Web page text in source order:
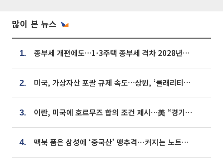
많이 본 뉴스
1. 종부세 개편에도…1·3주택 종부세 격차 2028년부터 확대
2. 미국, 가상자산 포괄 규제 속도…상원, ‘클래리티법’ 9월 절차투표 추진
3. 이란, 미국에 호르무즈 합의 조건 제시…美 “경기 아직 안 끝나” [종합]
4. 맥북 품은 삼성에 ‘중국산’ 맹추격⋯커지는 노트북 OLED 시장